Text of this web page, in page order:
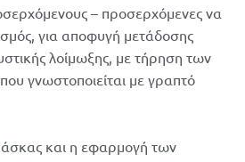
– προσερχόμενες να
για αποφυγή μετάδοσης
λοίμωξης, με τήρηση των
γνωστοποιείται με γραπτό
και η εφαρμογή των